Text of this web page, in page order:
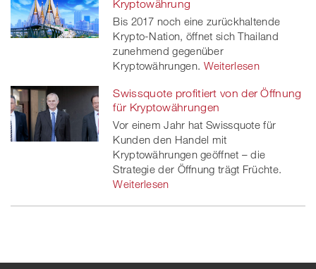
Kryptowährung
Bis 2017 noch eine zurückhaltende
Krypto-Nation, öffnet sich Thailand
zunehmend gegenüber
Kryptowährungen. Weiterlesen
Swissquote profitiert von der Öffnung
für Kryptowährungen
Vor einem Jahr hat Swissquote für
Kunden den Handel mit
Kryptowährungen geöffnet – die
Strategie der Öffnung trägt Früchte.
Weiterlesen